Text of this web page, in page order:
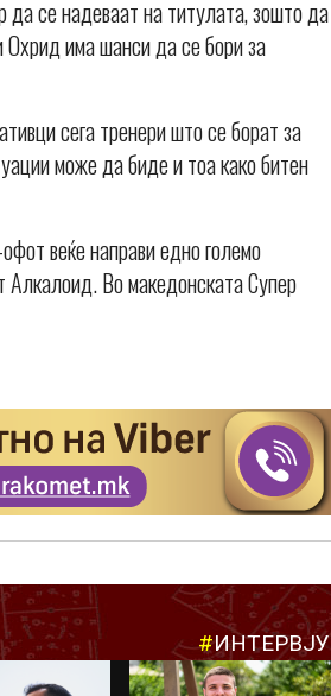
се надеваат на титулата, зошто да
има шанси да се бори за
сега тренери што се борат за
може да биде и тоа како битен
веќе направи едно големо
Алкалоид. Во македонската Супер
#ИНТЕРВЈУ